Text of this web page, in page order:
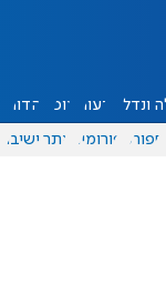
ונדל"ן דעות אוכל יהדות
ספורט פורומים אתר ישיבה